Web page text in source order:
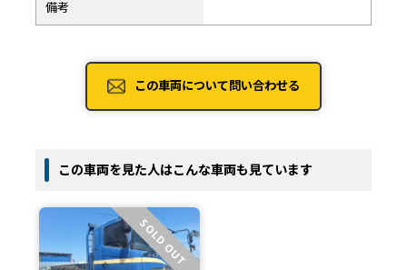
備考
この車両について問い合わせる
この車両を見た人はこんな車両も見ています
SOLD OUT